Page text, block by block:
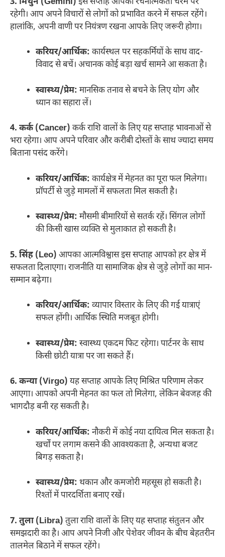
रहेगी। आप अपने विचारों से लोगों को प्रभावित करने में सफल रहेंगे।
हालांकि, अपनी वाणी पर नियंत्रण रखना आपके लिए जरूरी होगा।
करियर/आर्थिक: कार्यस्थल पर सहकर्मियों के साथ वाद-
विवाद से बचें। अचानक कोई बड़ा खर्च सामने आ सकता है।
स्वास्थ्य/प्रेम: मानसिक तनाव से बचने के लिए योग और
ध्यान का सहारा लें।
4. कर्क (Cancer) कर्क राशि वालों के लिए यह सप्ताह भावनाओं से
भरा रहेगा। आप अपने परिवार और करीबी दोस्तों के साथ ज्यादा समय
बिताना पसंद करेंगे।
करियर/आर्थिक: कार्यक्षेत्र में मेहनत का पूरा फल मिलेगा।
प्रॉपर्टी से जुड़े मामलों में सफलता मिल सकती है।
स्वास्थ्य/प्रेम: मौसमी बीमारियों से सतर्क रहें। सिंगल लोगों
की किसी खास व्यक्ति से मुलाकात हो सकती है।
5. सिंह (Leo) आपका आत्मविश्वास इस सप्ताह आपको हर क्षेत्र में
सफलता दिलाएगा। राजनीति या सामाजिक क्षेत्र से जुड़े लोगों का मान-
सम्मान बढ़ेगा।
करियर/आर्थिक: व्यापार विस्तार के लिए की गई यात्राएं
सफल होंगी। आर्थिक स्थिति मजबूत होगी।
स्वास्थ्य/प्रेम: स्वास्थ्य एकदम फिट रहेगा। पार्टनर के साथ
किसी छोटी यात्रा पर जा सकते हैं।
6. कन्या (Virgo) यह सप्ताह आपके लिए मिश्रित परिणाम लेकर
आएगा। आपको अपनी मेहनत का फल तो मिलेगा, लेकिन बेवजह की
भागदौड़ बनी रह सकती है।
करियर/आर्थिक: नौकरी में कोई नया दायित्व मिल सकता है।
खर्चों पर लगाम कसने की आवश्यकता है, अन्यथा बजट
बिगड़ सकता है।
स्वास्थ्य/प्रेम: थकान और कमजोरी महसूस हो सकती है।
रिश्तों में पारदर्शिता बनाए रखें।
7. तुला (Libra) तुला राशि वालों के लिए यह सप्ताह संतुलन और
समझदारी का है। आप अपने निजी और पेशेवर जीवन के बीच बेहतरीन
तालमेल बिठाने में सफल रहेंगे।